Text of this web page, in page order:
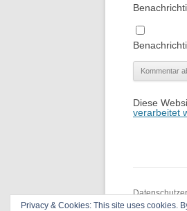
Diese
verarbeitet
Privacy & Cookies: This site uses cookies.